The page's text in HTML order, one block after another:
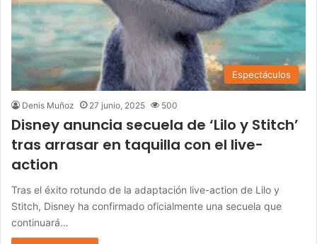
Espectáculos
Denis Muñoz 27 junio, 2025 500
Disney anuncia secuela de ‘Lilo y Stitch’
tras arrasar en taquilla con el live-
action
Tras el éxito rotundo de la adaptación live-action de Lilo y
Stitch, Disney ha confirmado oficialmente una secuela que
continuará…